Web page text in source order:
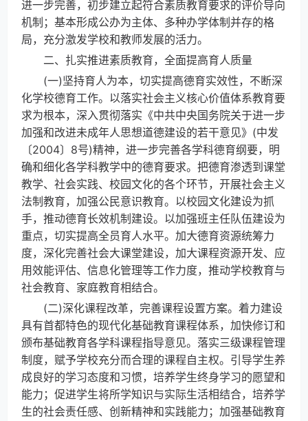
进一步完善，初步建立起符合素质教育要求的评价导向
机制；基本形成公办为主体、多种办学体制并存的格
局，充分激发学校和教师发展的活力。
二、扎实推进素质教育，全面提高育人质量
(一)坚持育人为本，切实提高德育实效性，不断深
化学校德育工作。以落实社会主义核心价值体系教育要
求为根本，深入贯彻落实《中共中央国务院关于进一步
加强和改进未成年人思想道德建设的若干意见》(中发
〔2004〕8号)精神，进一步完善各学科德育纲要，明
确和细化各学科教学中的德育要求。把德育渗透到课堂
教学、社会实践、校园文化的各个环节，开展社会主义
法制教育，加强公民意识教育。以校园文化建设为抓
手，推动德育长效机制建设。以加强班主任队伍建设为
重点，切实提高全员育人水平。加大德育资源统筹力
度，深化完善社会大课堂建设，加大课程资源开发、应
用效能评估、信息化管理等工作力度，推动学校教育与
社会教育、家庭教育相结合。
(二)深化课程改革，完善课程设置方案。着力建设
具有首都特色的现代化基础教育课程体系，加快修订和
颁布基础教育各学科课程指导意见。落实三级课程管理
制度，赋予学校充分而合理的课程自主权。引导学生养
成良好的学习态度和习惯，培养学生终身学习的愿望和
能力；促进学生将所学知识与实际生活相结合，培养学
生的社会责任感、创新精神和实践能力；加强基础教育